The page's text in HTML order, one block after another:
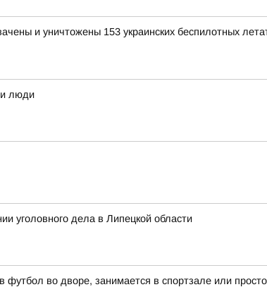
и уничтожены 153 украинских беспилотных
люди
уголовного дела в Липецкой области
во дворе, занимается в спортзале или